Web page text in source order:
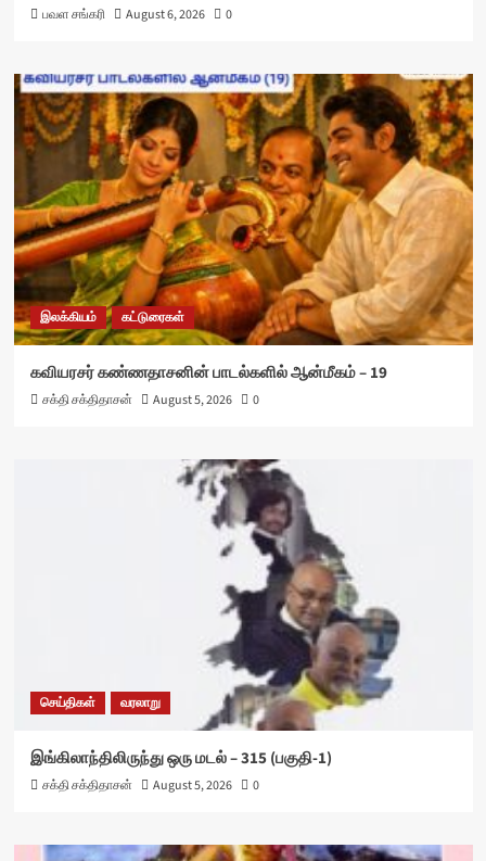
பவள சங்கரி August 6, 2026 0
இலக்கியம் கட்டுரைகள்
கவியரசர் கண்ணதாசனின் பாடல்களில் ஆன்மீகம் – 19
சக்தி சக்திதாசன் August 5, 2026 0
செய்திகள் வரலாறு
இங்கிலாந்திலிருந்து ஒரு மடல் – 315 (பகுதி-1)
சக்தி சக்திதாசன் August 5, 2026 0